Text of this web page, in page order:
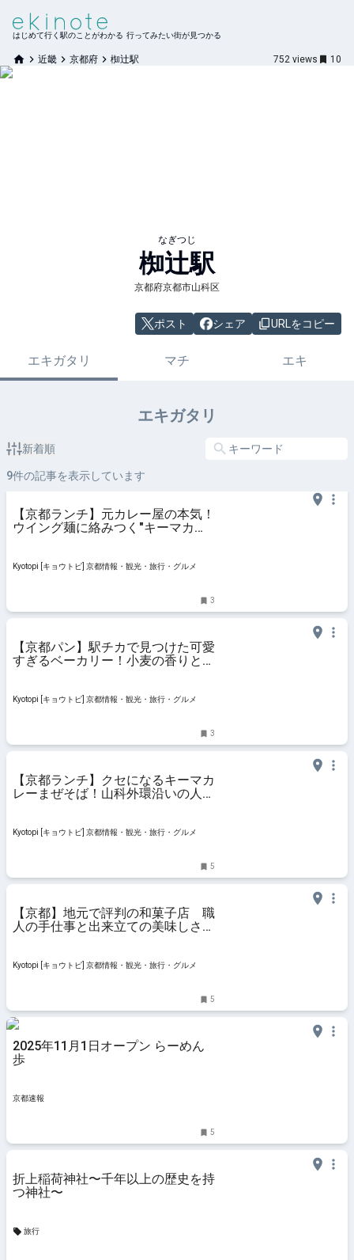
はじめて行く駅のことがわかる 行ってみたい街が見つかる
近畿 京都府 椥辻駅 752 views 10
なぎつじ
椥辻駅
京都府京都市山科区
ポスト シェア URLをコピー
エキガタリ マチ エキ
エキガタリ
新着順
9件の記事を表示しています
【京都ランチ】元カレー屋の本気！
ウイング麺に絡みつく"キーマカレ
Kyotopi [キョウトピ] 京都情報・観光・旅行・グルメ
3
【京都パン】駅チカで見つけた可愛
すぎるベーカリー！小麦の香りと具
Kyotopi [キョウトピ] 京都情報・観光・旅行・グルメ
3
【京都ランチ】クセになるキーマカ
レーまぜそば！山科外環沿いの人気
Kyotopi [キョウトピ] 京都情報・観光・旅行・グルメ
5
【京都】地元で評判の和菓子店 職
人の手仕事と出来立ての美味しさ
Kyotopi [キョウトピ] 京都情報・観光・旅行・グルメ
5
2025年11月1日オープン らーめん
歩
京都速報
5
折上稲荷神社〜千年以上の歴史を持
つ神社〜
旅行